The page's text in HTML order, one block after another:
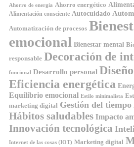
Ahorro de energía Ahorro energético
Alimentación consciente Autocuidado
Automatización de procesos
emocional Bienestar mental
responsable Decoración de
funcional Desarrollo personal
Eficiencia energética
Equilibrio emocional Estilo minimalista
marketing digital Gestión del tiempo
Hábitos saludables Impacto
Innovación tecnológica
Internet de las cosas (IOT) Marketing digital